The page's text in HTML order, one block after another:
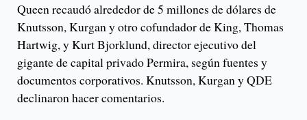
Queen recaudó alrededor de 5 millones de dólares de
Knutsson, Kurgan y otro cofundador de King, Thomas
Hartwig, y Kurt Bjorklund, director ejecutivo del
gigante de capital privado Permira, según fuentes y
documentos corporativos. Knutsson, Kurgan y QDE
declinaron hacer comentarios.